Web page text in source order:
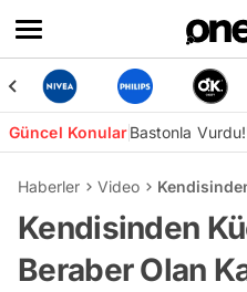
Güncel KonularBastonla Vurdu!
Haberler Video
Kendisinden
Beraber Olan